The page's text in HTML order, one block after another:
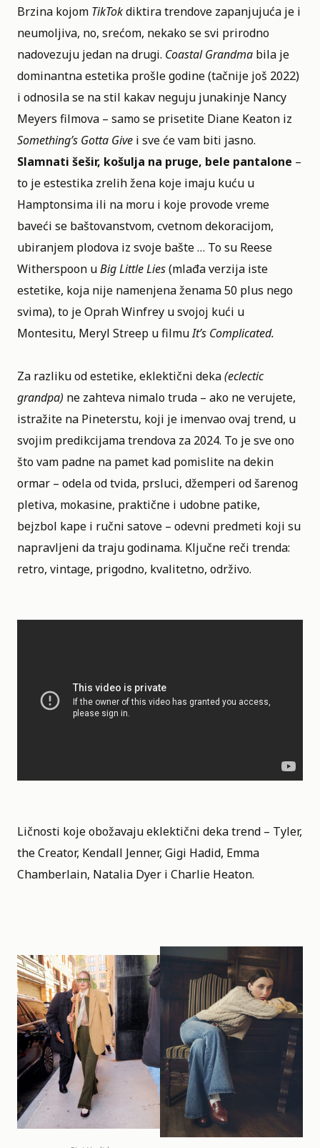
Brzina kojom TikTokdiktira trendove zapanjujuća je i
neumoljiva, no, srećom, nekako se svi prirodno
nadovezuju jedan na drugi. Coastal Grandma bila je
dominantna estetika prošle godine (tačnije još 2022)
i odnosila se na stil kakav neguju junakinje Nancy
Meyers filmova – samo se prisetite Diane Keaton iz
Something’s Gotta Give i sve će vam biti jasno.
Slamnati šešir, košulja na pruge, bele pantalone –
to je estestika zrelih žena koje imaju kuću u
Hamptonsima ili na moru i koje provode vreme
baveći se baštovanstvom, cvetnom dekoracijom,
ubiranjem plodova iz svoje bašte … To su Reese
Witherspoon uBig Little Lies(mlađa verzija iste
estetike, koja nije namenjena ženama 50 plus nego
svima), to je Oprah Winfrey u svojoj kući u
Montesitu, Meryl Streep u filmuIt’s Complicated.
Za razliku od estetike, eklektični deka(eclectic
grandpa) ne zahteva nimalo truda – ako ne verujete,
istražite na Pineterstu, koji je imenvao ovaj trend, u
svojim predikcijama trendova za 2024. To je sve ono
što vam padne na pamet kad pomislite na dekin
ormar – odela od tvida, prsluci, džemperi od šarenog
pletiva, mokasine, praktične i udobne patike,
bejzbol kape i ručni satove – odevni predmeti koji su
napravljeni da traju godinama. Ključne reči trenda:
retro, vintage, prigodno, kvalitetno, održivo.
Ličnosti koje obožavaju eklektični deka trend – Tyler,
the Creator, Kendall Jenner, Gigi Hadid, Emma
Chamberlain, Natalia Dyer i Charlie Heaton.